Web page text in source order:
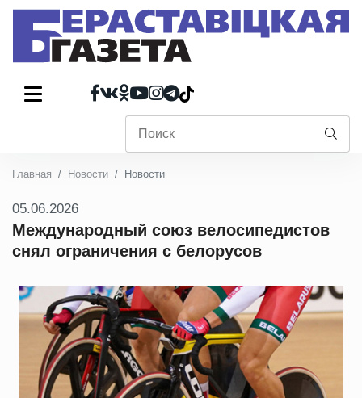
Главная Новости Новости
05.06.2026
Международный союз велосипедистов
снял ограничения с белорусов